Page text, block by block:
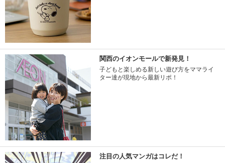
関西のイオンモールで新発見！
子どもと楽しめる新しい遊び方をママライ
ター達が現地から最新リポ！
注目の人気マンガはコレだ！